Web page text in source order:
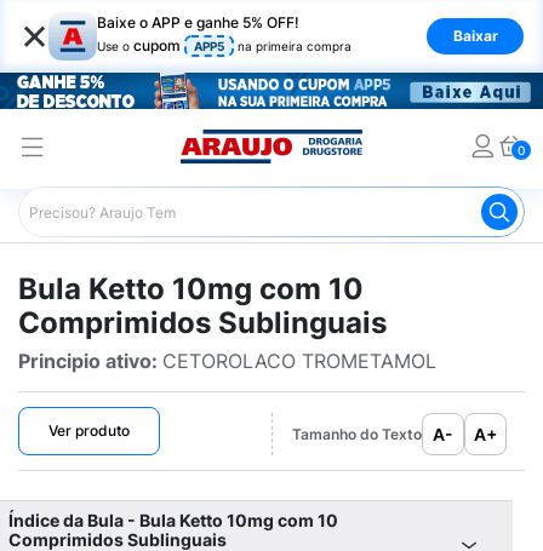
× Baixe o APP e ganhe 5% OFF!
Use o cupom APP5 na primeira compra
Baixar
0
Araujo Bulário Araujo Ketto 10mg com 10
Bula Ketto 10mg com 10
Comprimidos Sublinguais
Principio ativo: CETOROLACO TROMETAMOL
Ver produto Tamanho do Texto A- A+
Índice da Bula - Bula Ketto 10mg com 10
Comprimidos Sublinguais